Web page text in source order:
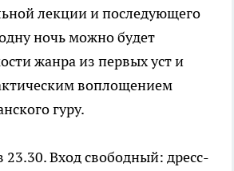
лекции и последующего
ночь можно будет
жанра из первых уст и
воплощением
гуру.
23.30. Вход свободный: дресс-